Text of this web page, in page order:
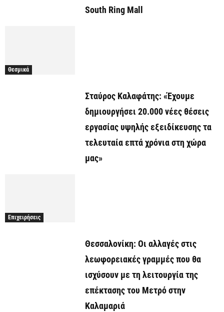
South Ring Mall
Θεσμικά
Σταύρος Καλαφάτης: «Έχουμε
δημιουργήσει 20.000 νέες θέσεις
εργασίας υψηλής εξειδίκευσης τα
τελευταία επτά χρόνια στη χώρα
μας»
Επιχειρήσεις
Θεσσαλονίκη: Οι αλλαγές στις
λεωφορειακές γραμμές που θα
ισχύσουν με τη λειτουργία της
επέκτασης του Μετρό στην
Καλαμαριά